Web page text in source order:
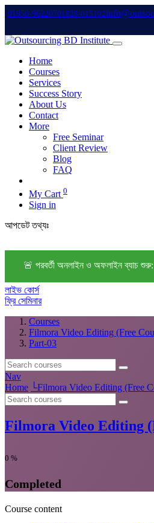
01950-96220701828-015102
Home
Courses
Services
Success Story
About Us
Contact
More
Free Seminar
Client Review
Blog
FAQ
My Cart 0
Sign in
আপডেট তথ্যঃ
🚨 পরবর্তী অনলাইন ও অফলাইন ব্যাচ শুরু:
লাইভ কোর্স
ফ্রি সেমিনার
Courses
Filmora Video Editing (Free
Part-03
Nav
Home └Filmora Video Editing (Free
Filmora Video Editing
0 %
Completed
Course content